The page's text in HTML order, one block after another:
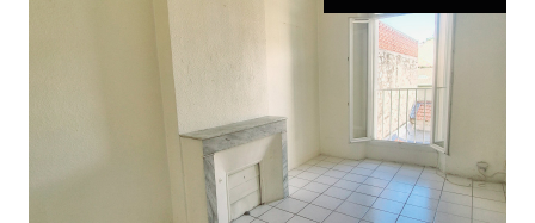
voir le bien